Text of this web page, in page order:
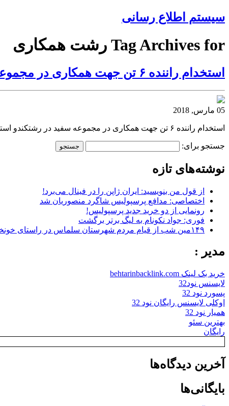
سیستم اطلاع رسانی
Tag Archives for رشت همکاری
استخدام راننده ۶ تن جهت همکاری در مجموعه سفید در رشت
05 مارس, 2018
استخدام راننده ۶ تن جهت همکاری در مجموعه سفید در رشتکندو استخدام راننده ۶ تن جهت همکاری در مجموعه سفید در رشت کندواستخدام راننده ۶ تن جهت همکاری در مجموعه سفید در رشت
جستجو برای:
نوشته‌های تازه
از قول من بنویسید: ایران ژاپن را در فینال می‌برد!
اختصاصی: مدافع پرسپولیس شاگرد منصوریان شد
رونمایی از دو خرید جدید پرسپولیس!
فوری: جواد نکونام به لیگ برتر برگشت
۱۴۹مین شب از قیام مردم شهرستان سلماس در راستای خونخواهی رهبر شهید + تصاویر
مدیر :
خرید بک لینک behtarinbacklink.com
لایسنس نود32
پسورد نود 32
اوکلی لایسنس رایگان نود 32
همیار نود 32
بهترین سئو
رایگان
آخرین دیدگاه‌ها
بایگانی‌ها